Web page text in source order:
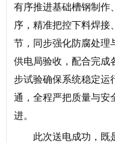
有序推进基础槽钢制作
序，精准把控下料焊接
节，同步强化防腐处理
供电局验收，配合完成
步试验确保系统稳定运
通，全程严把质量与安
进。
此次送电成功，既